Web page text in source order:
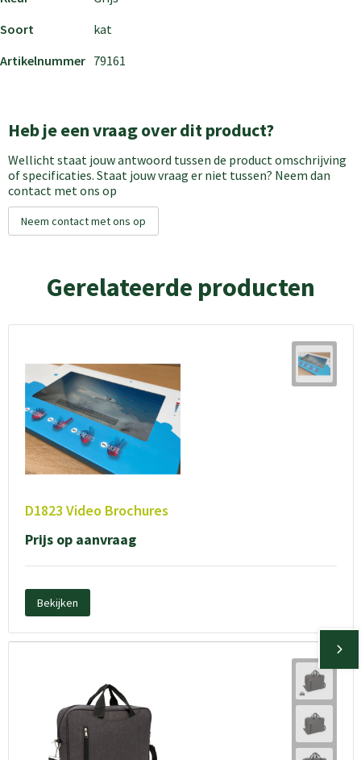
Soort
kat
Artikelnummer 79161
Heb je een vraag over dit product?
Wellicht staat jouw antwoord tussen de product omschrijving
of specificaties. Staat jouw vraag er niet tussen? Neem dan
contact met ons op
Neem contact met ons op
Gerelateerde producten
D1823 Video Brochures
Prijs op aanvraag
Bekijken